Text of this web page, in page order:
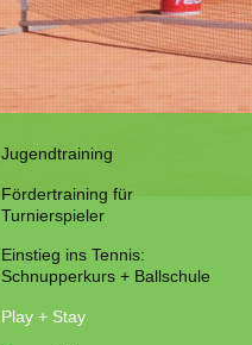
Jugendtraining
Fördertraining für
Turnierspieler
Einstieg ins Tennis:
Schnupperkurs + Ballschule
Play + Stay